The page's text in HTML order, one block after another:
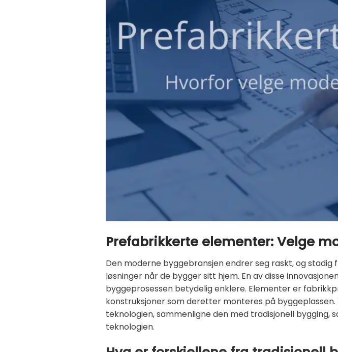
Prefabrikkerte elementer: Velge
Den moderne byggebransjen endrer seg raskt, og
løsninger når de bygger sitt hjem. En av disse
byggeprosessen betydelig enklere. Elementer er
konstruksjoner som deretter monteres på
teknologien, sammenligne den med tradisjonell bygging,
teknologien.